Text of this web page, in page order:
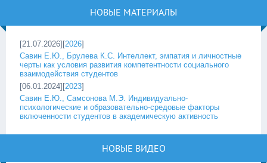
НОВЫЕ МАТЕРИАЛЫ
[21.07.2026][2026]
Савин Е.Ю., Брулева К.С. Интеллект, эмпатия и личностные
черты как условия развития компетентности социального
взаимодействия студентов
[06.01.2024][2023]
Савин Е.Ю., Самсонова М.Э. Индивидуально-
психологические и образовательно-средовые факторы
включенности студентов в академическую активность
НОВЫЕ ВИДЕО